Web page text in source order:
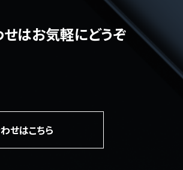
はお気軽にどうぞ
せはこちら